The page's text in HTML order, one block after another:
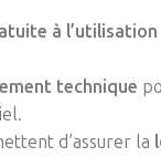
à l’utilisation
technique
d’assurer la